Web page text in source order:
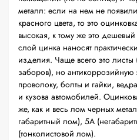
металл: если на нем не
красного цвета, то это
высокая, к тому же это
слой цинка наносят
изделия. Чаще всего это
заборов), но антикоррозийную
проволоку, болты и гайки,
и кузова автомобилей.
же, как и весь лом черных
габаритный лом), 5А
(тонколистовой лом).